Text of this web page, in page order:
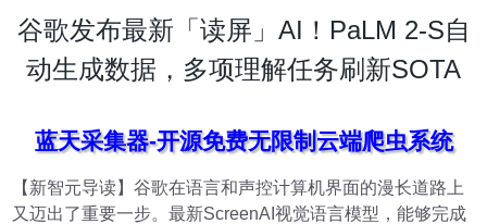
谷歌发布最新「读屏」AI！PaLM 2-S自
动生成数据，多项理解任务刷新SOTA
蓝天采集器-开源免费无限制云端爬虫系统
【新智元导读】谷歌在语言和声控计算机界面的漫长道路上
又迈出了重要一步。最新ScreenAI视觉语言模型，能够完成